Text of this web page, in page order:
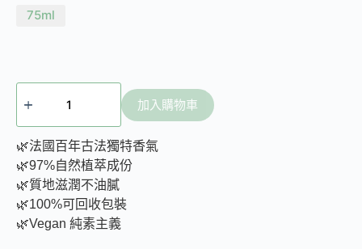
75ml
加入購物車
🌿法國百年古法獨特香氣
🌿97%自然植萃成份
🌿質地滋潤不油膩
🌿100%可回收包裝
🌿Vegan 純素主義